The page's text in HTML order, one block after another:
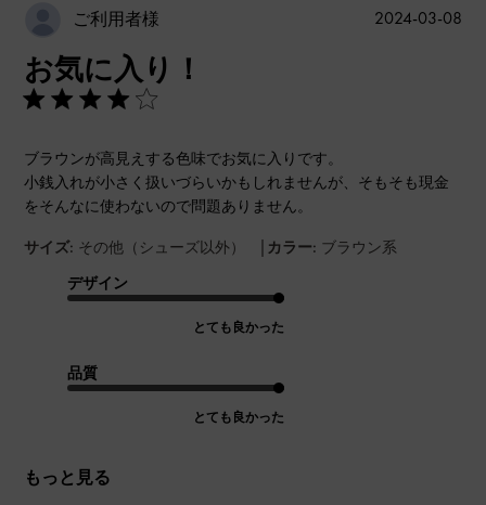
ご利用者様
お気に入り！
ブラウンが高見えする色味でお気に入りです。
小銭入れが小さく扱いづらいかもしれませんが、そもそも現金
をそんなに使わないので問題ありません。
サイズ: その他（シューズ以外） | カラー: ブラウン系
デザイン
とても良かった
品質
とても良かった
もっと見る
公
2024-03-08